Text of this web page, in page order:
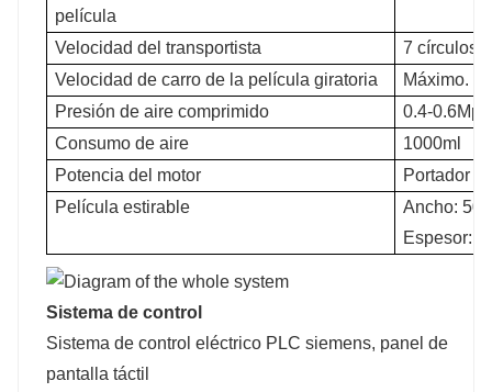
película
Velocidad del transportista
7 círculos/
Velocidad de carro de la película giratoria
Máximo.
Presión de aire comprimido
0.4-0.6Mpa
Consumo de aire
1000ml
Potencia del motor
Portador
Película estirable
Ancho:
Espesor:
Sistema de control
Sistema de control eléctrico PLC siemens, panel de
pantalla táctil